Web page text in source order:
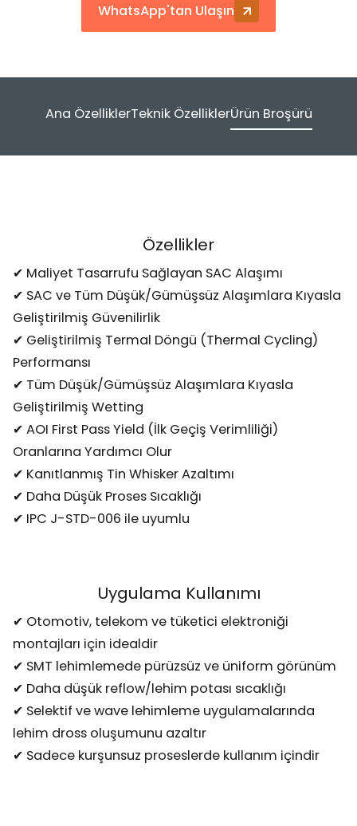
WhatsApp'tan Ulaşın
Ana ÖzelliklerTeknik ÖzelliklerÜrün Broşürü
Özellikler
✔ Maliyet Tasarrufu Sağlayan SAC Alaşımı
✔ SAC ve Tüm Düşük/Gümüşsüz Alaşımlara Kıyasla
Geliştirilmiş Güvenilirlik
✔ Geliştirilmiş Termal Döngü (Thermal Cycling)
Performansı
✔ Tüm Düşük/Gümüşsüz Alaşımlara Kıyasla
Geliştirilmiş Wetting
✔ AOI First Pass Yield (İlk Geçiş Verimliliği)
Oranlarına Yardımcı Olur
✔ Kanıtlanmış Tin Whisker Azaltımı
✔ Daha Düşük Proses Sıcaklığı
✔ IPC J-STD-006 ile uyumlu
Uygulama Kullanımı
✔ Otomotiv, telekom ve tüketici elektroniği
montajları için idealdir
✔ SMT lehimlemede pürüzsüz ve üniform görünüm
✔ Daha düşük reflow/lehim potası sıcaklığı
✔ Selektif ve wave lehimleme uygulamalarında
lehim dross oluşumunu azaltır
✔ Sadece kurşunsuz proseslerde kullanım içindir